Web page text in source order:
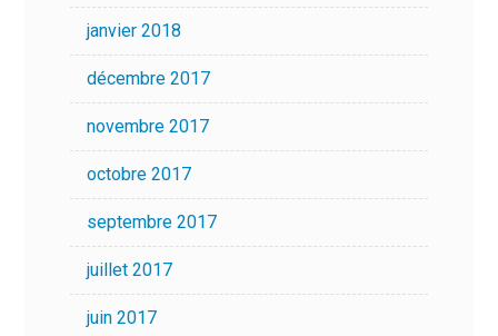
janvier 2018
décembre 2017
novembre 2017
octobre 2017
septembre 2017
juillet 2017
juin 2017